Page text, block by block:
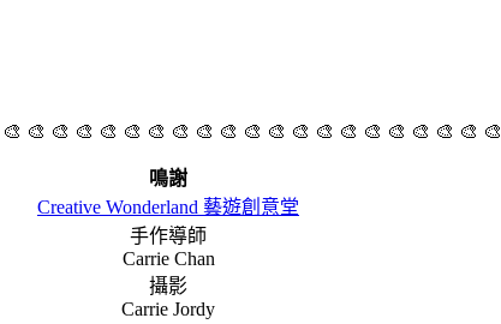
🎨 🎨 🎨 🎨 🎨 🎨 🎨 🎨 🎨 🎨 🎨 🎨 🎨 🎨 🎨 🎨 🎨 🎨 🎨 🎨
鳴謝
Creative Wonderland 藝遊創意堂
手作導師
Carrie Chan
攝影
Carrie Jordy